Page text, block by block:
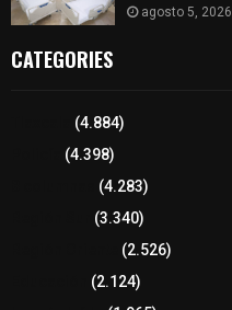
agosto 5, 2026
CATEGORIES
(4.884)
(4.398)
(4.283)
(3.340)
(2.526)
(2.124)